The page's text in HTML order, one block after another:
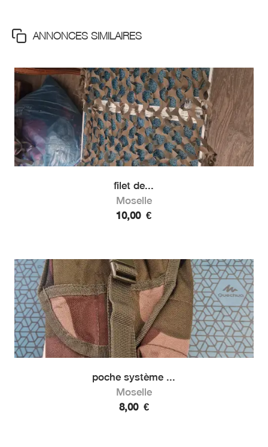
ANNONCES SIMILAIRES
filet de...
Moselle
10,00 €
poche système ...
Moselle
8,00 €